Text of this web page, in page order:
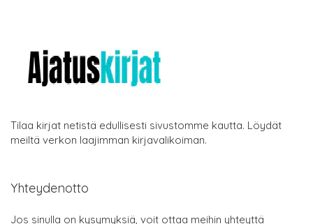
Tilaa kirjat netistä edullisesti sivustomme kautta. Löydät
meiltä verkon laajimman kirjavalikoiman.
Yhteydenotto
Jos sinulla on kysymyksiä, voit ottaa meihin yhteyttä